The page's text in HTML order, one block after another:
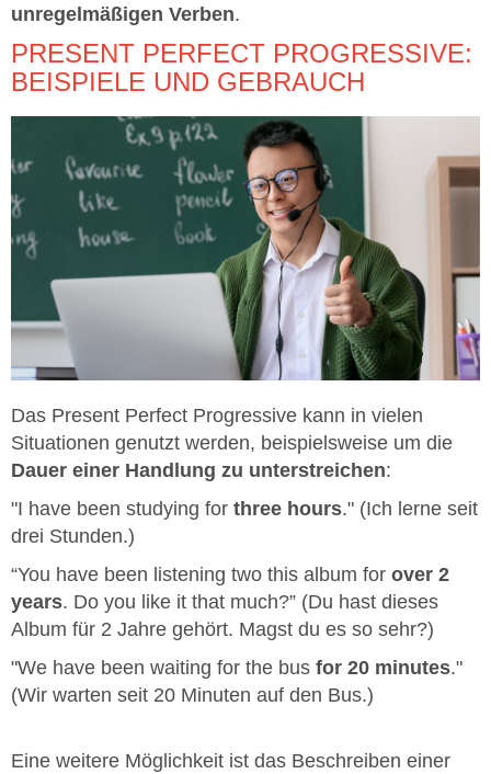
unregelmäßigen Verben.
PRESENT PERFECT PROGRESSIVE:
BEISPIELE UND GEBRAUCH
Das Present Perfect Progressive kann in vielen
Situationen genutzt werden, beispielsweise um die
Dauer einer Handlung zu unterstreichen:
"I have been studying for three hours." (Ich lerne seit
drei Stunden.)
“You have been listening two this album for over 2
years. Do you like it that much?” (Du hast dieses
Album für 2 Jahre gehört. Magst du es so sehr?)
"We have been waiting for the bus for 20 minutes."
(Wir warten seit 20 Minuten auf den Bus.)
Eine weitere Möglichkeit ist das Beschreiben einer